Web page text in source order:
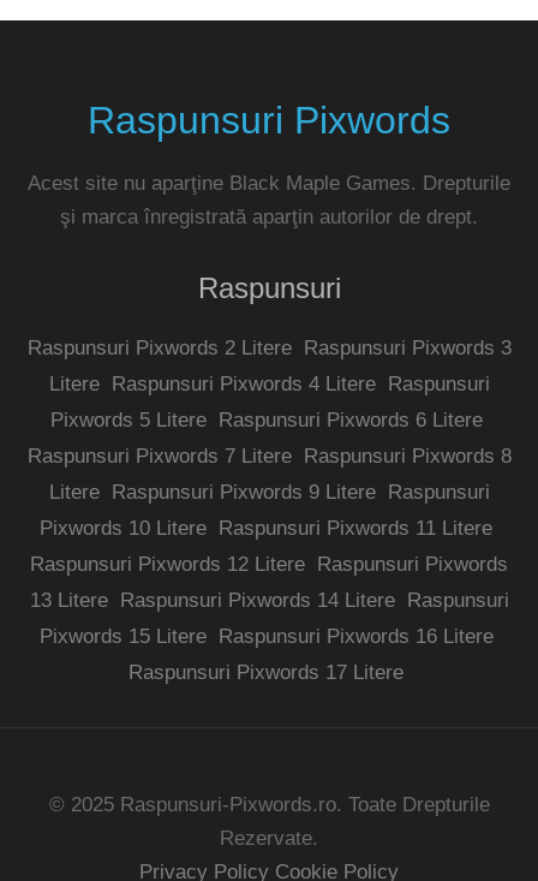
Raspunsuri Pixwords
Acest site nu aparţine Black Maple Games. Drepturile
şi marca înregistrată aparţin autorilor de drept.
Raspunsuri
Raspunsuri Pixwords 2 Litere
Raspunsuri Pixwords 3
Litere
Raspunsuri Pixwords 4 Litere
Raspunsuri
Pixwords 5 Litere
Raspunsuri Pixwords 6 Litere
Raspunsuri Pixwords 7 Litere
Raspunsuri Pixwords 8
Litere
Raspunsuri Pixwords 9 Litere
Raspunsuri
Pixwords 10 Litere Raspunsuri Pixwords 11 Litere
Raspunsuri Pixwords 12 Litere Raspunsuri Pixwords
13 Litere
Raspunsuri Pixwords 14 Litere
Raspunsuri
Pixwords 15 Litere
Raspunsuri Pixwords 16 Litere
Raspunsuri Pixwords 17 Litere
© 2025 Raspunsuri-Pixwords.ro. Toate Drepturile
Rezervate.
Privacy Policy Cookie Policy